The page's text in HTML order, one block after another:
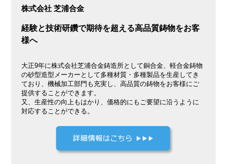
株式会社 芝浦合金
経験と技術研鑽で期待を超える高品質鋳物をお客
様へ
大正9年に株式会社芝浦合金鋳造所として銅合金、軽合金鋳物
の砂型造型メーカーとして多種材質・多種製品を生産してき
ており、機械加工部門も充実し、高品質の鋳物をお客様にご
提供することができます。
又、生産性の向上もはかり、価格的にもご要望に沿うように
対応することができる。